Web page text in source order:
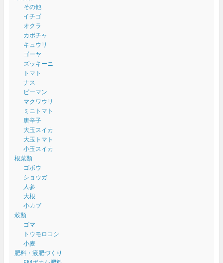
その他
イチゴ
オクラ
カボチャ
キュウリ
ゴーヤ
ズッキーニ
トマト
ナス
ピーマン
マクワウリ
ミニトマト
唐辛子
大玉スイカ
大玉トマト
小玉スイカ
根菜類
ゴボウ
ショウガ
人参
大根
小カブ
穀類
ゴマ
トウモロコシ
小麦
肥料・液肥づくり